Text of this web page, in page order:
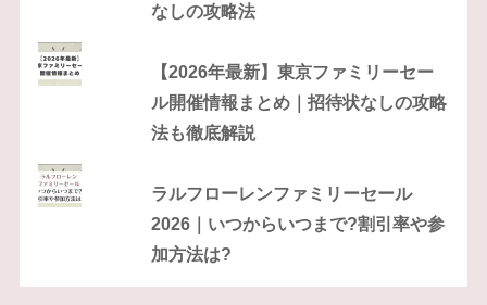
なしの攻略法
【2026年最新】東京ファミリーセー
ル開催情報まとめ｜招待状なしの攻略
法も徹底解説
ラルフローレンファミリーセール
2026｜いつからいつまで?割引率や参
加方法は?